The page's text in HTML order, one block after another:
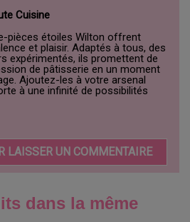
Cuisine
pièces étoiles Wilton offrent
et plaisir. Adaptés à tous, des
expérimentés, ils promettent de
de pâtisserie en un moment
Ajoutez-les à votre arsenal
à une infinité de possibilités
LAISSER UN COMMENTAIRE
dans la même